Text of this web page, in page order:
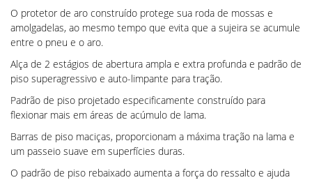
O protetor de aro construído protege sua roda de mossas e
amolgadelas, ao mesmo tempo que evita que a sujeira se acumule
entre o pneu e o aro.
Alça de 2 estágios de abertura ampla e extra profunda e padrão de
piso superagressivo e auto-limpante para tração.
Padrão de piso projetado especificamente construído para
flexionar mais em áreas de acúmulo de lama.
Barras de piso maciças, proporcionam a máxima tração na lama e
um passeio suave em superfícies duras.
O padrão de piso rebaixado aumenta a força do ressalto e ajuda